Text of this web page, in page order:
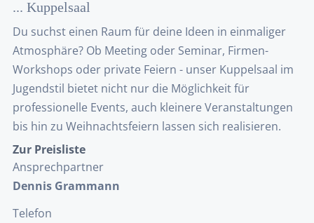
... Kuppelsaal
Du suchst einen Raum für deine Ideen in einmaliger
Atmosphäre? Ob Meeting oder Seminar, Firmen-
Workshops oder private Feiern - unser Kuppelsaal im
Jugendstil bietet nicht nur die Möglichkeit für
professionelle Events, auch kleinere Veranstaltungen
bis hin zu Weihnachtsfeiern lassen sich realisieren.
Zur Preisliste
Ansprechpartner
Dennis Grammann
Telefon